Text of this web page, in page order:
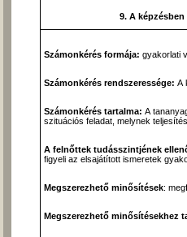
9. A
Számonkérés formája: gyakorlati
Számonkérés rendszeressége: A
Számonkérés tartalma: A
szituációs feladat, melynek
A felnőttek tudásszintjének
figyeli az elsajátított ismeretek
Megszerezhető minősítések:
Megszerezhető minősítésekhez